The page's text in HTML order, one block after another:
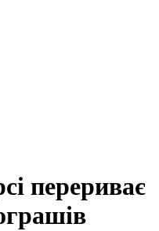
перериває